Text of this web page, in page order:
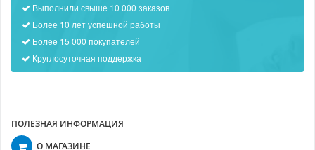
Выполнили свыше 10 000 заказов
Более 10 лет успешной работы
Более 15 000 покупателей
Круглосуточная поддержка
ПОЛЕЗНАЯ ИНФОРМАЦИЯ
О МАГАЗИНЕ